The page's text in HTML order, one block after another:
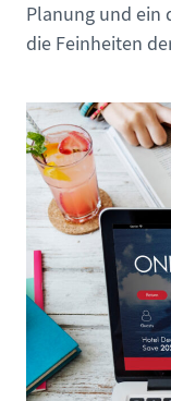
Planung und ein
die Feinheiten